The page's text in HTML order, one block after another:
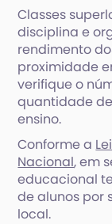
Classes
disciplina e
rendimento
proximidade
verifique o
quantidade
ensino.
Conforme a
Nacional, em
educacional
de alunos por
local.